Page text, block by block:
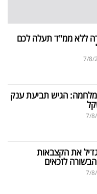
ללא ממ"ד תעלה לכם
7/8/
מלחמה: הגיש תביעת ענק
7/
את הקצבאות
לזכאים
7/